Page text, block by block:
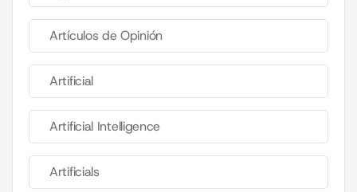
Artículos de Opinión
Artificial
Artificial Intelligence
Artificials